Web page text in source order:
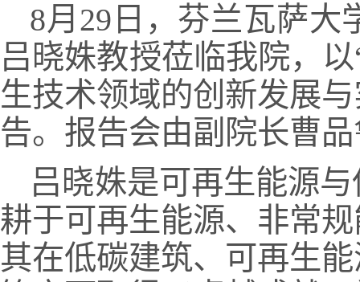
8月29日，芬兰瓦萨大
吕晓姝教授莅临我院，
生技术领域的创新发展
告。报告会由副院长曹
吕晓姝是可再生能源
耕于可再生能源、非常
其在低碳建筑、可再生